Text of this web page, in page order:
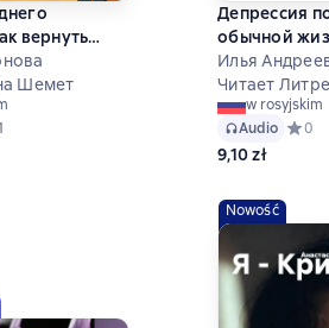
вернуть
без
решений
Шемет
рейтинг 5 на основе 1 оценок
Депрессия
обычной
понял за
депрессии и
терапии
Илья
Читает
w rosyjskim
Audio
0
9,10 zł
Nowość